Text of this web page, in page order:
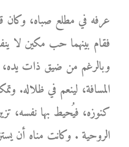
عرفه في مطلع صباه، وكان
فقام بينهما حب مكين لا
وبالرغم من ضيق ذات
المسافة، لينعم في ظلاله.
كنوزه، فيُحيط بها نفسه،
الروحية . وكانت مناه أن